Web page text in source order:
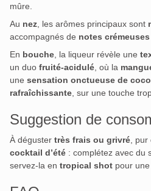
mûre.
Au nez , les arômes principaux sont
accompagnés de notes
En bouche , la liqueur révèle une
un duo fruité-acidulé , où la
une sensation onctueuse de coco
rafraîchissante , sur une touche
Suggestion de
À déguster très frais ou grivré ,
cocktail d’été : complétez avec du
servez-la en tropical shot pour